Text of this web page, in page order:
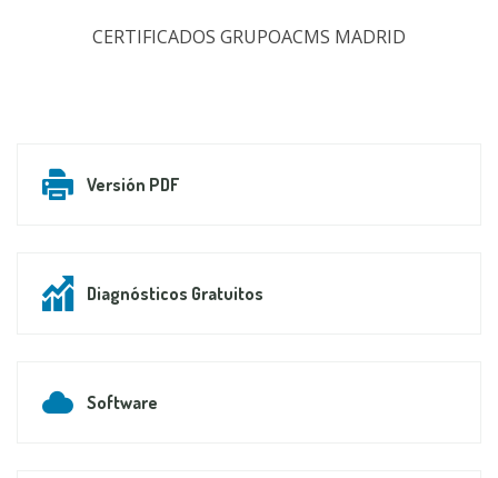
CERTIFICADOS GRUPOACMS MADRID
Versión PDF
Diagnósticos Gratuitos
Software